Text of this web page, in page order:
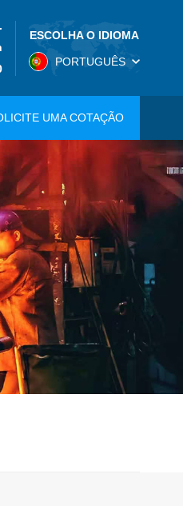
ESCOLHA O IDIOMA
PORTUGUÊS
UMA COTAÇÃO